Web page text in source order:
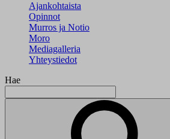
Ajankohtaista
Opinnot
Murros ja Notio
Moro
Mediagalleria
Yhteystiedot
Hae